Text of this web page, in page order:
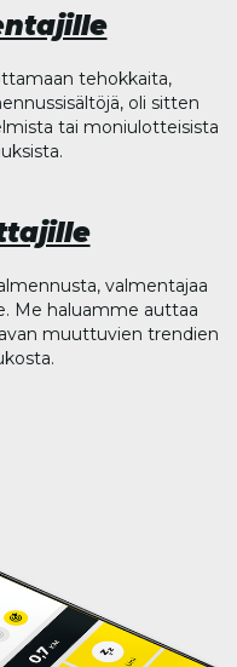
tehokkaita,
oli sitten
tai moniulotteisista
valmentajaa
Me haluamme auttaa
muuttuvien trendien